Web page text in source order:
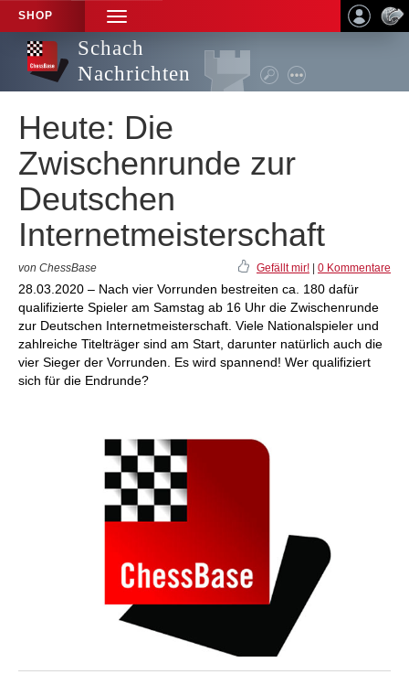
SHOP
TOGGLE
NAVIGATION
Schach
Nachrichten
Heute: Die
Zwischenrunde zur
Deutschen
Internetmeisterschaft
von ChessBase Gefällt mir! 0 Kommentare
28.03.2020 – Nach vier Vorrunden bestreiten ca. 180 dafür
qualifizierte Spieler am Samstag ab 16 Uhr die Zwischenrunde
zur Deutschen Internetmeisterschaft. Viele Nationalspieler und
zahlreiche Titelträger sind am Start, darunter natürlich auch die
vier Sieger der Vorrunden. Es wird spannend! Wer qualifiziert
sich für die Endrunde?